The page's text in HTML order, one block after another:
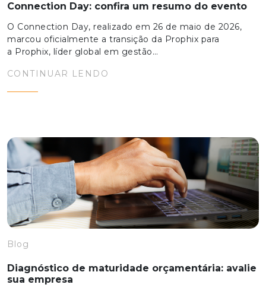
Connection Day: confira um resumo do evento
O Connection Day, realizado em 26 de maio de 2026,
marcou oficialmente a transição da Prophix para
a Prophix, líder global em gestão…
CONTINUAR LENDO
Blog
Diagnóstico de maturidade orçamentária: avalie
sua empresa